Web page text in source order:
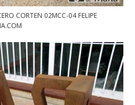
CORTEN 02MCC-04 FELIPE